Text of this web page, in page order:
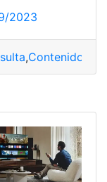
a Vizio TV
2023
,Contenido